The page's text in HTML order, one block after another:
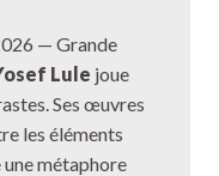
— Grande
Lule joue
Ses œuvres
les éléments
métaphore